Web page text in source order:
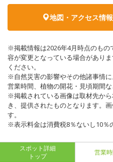
地図・アクセス情
※掲載情報は2026年4月時点のもの
容が変更となっている場合があり
ください。
※自然災害の影響やその他諸事情
営業時間、植物の開花・見頃期間
※掲載されている画像は取材先か
き、提供されたものとなります。
す。
※表示料金は消費税8％ないし10％
スポット詳細
トップ
営業